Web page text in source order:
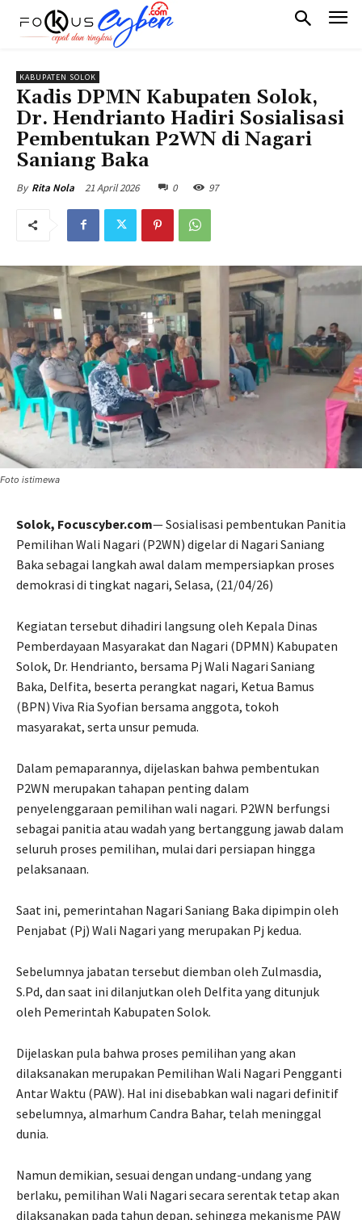
KABUPATEN SOLOK
Kadis DPMN Kabupaten Solok,
Dr. Hendrianto Hadiri Sosialisasi
Pembentukan P2WN di Nagari
Saniang Baka
By Rita Nola 21 April 2026 0 97
Foto istimewa
Solok, Focuscyber.com— Sosialisasi pembentukan Panitia
Pemilihan Wali Nagari (P2WN) digelar di Nagari Saniang
Baka sebagai langkah awal dalam mempersiapkan proses
demokrasi di tingkat nagari, Selasa, (21/04/26)
Kegiatan tersebut dihadiri langsung oleh Kepala Dinas
Pemberdayaan Masyarakat dan Nagari (DPMN) Kabupaten
Solok, Dr. Hendrianto, bersama Pj Wali Nagari Saniang
Baka, Delfita, beserta perangkat nagari, Ketua Bamus
(BPN) Viva Ria Syofian bersama anggota, tokoh
masyarakat, serta unsur pemuda.
Dalam pemaparannya, dijelaskan bahwa pembentukan
P2WN merupakan tahapan penting dalam
penyelenggaraan pemilihan wali nagari. P2WN berfungsi
sebagai panitia atau wadah yang bertanggung jawab dalam
seluruh proses pemilihan, mulai dari persiapan hingga
pelaksanaan.
Saat ini, pemerintahan Nagari Saniang Baka dipimpin oleh
Penjabat (Pj) Wali Nagari yang merupakan Pj kedua.
Sebelumnya jabatan tersebut diemban oleh Zulmasdia,
S.Pd, dan saat ini dilanjutkan oleh Delfita yang ditunjuk
oleh Pemerintah Kabupaten Solok.
Dijelaskan pula bahwa proses pemilihan yang akan
dilaksanakan merupakan Pemilihan Wali Nagari Pengganti
Antar Waktu (PAW). Hal ini disebabkan wali nagari definitif
sebelumnya, almarhum Candra Bahar, telah meninggal
dunia.
Namun demikian, sesuai dengan undang-undang yang
berlaku, pemilihan Wali Nagari secara serentak tetap akan
dilaksanakan pada tahun depan, sehingga mekanisme PAW